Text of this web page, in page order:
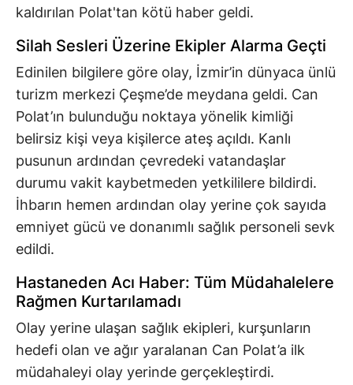
kaldırılan Polat'tan kötü haber geldi.
Silah Sesleri Üzerine Ekipler Alarma Geçti
Edinilen bilgilere göre olay, İzmir’in dünyaca ünlü
turizm merkezi Çeşme’de meydana geldi. Can
Polat’ın bulunduğu noktaya yönelik kimliği
belirsiz kişi veya kişilerce ateş açıldı. Kanlı
pusunun ardından çevredeki vatandaşlar
durumu vakit kaybetmeden yetkililere bildirdi.
İhbarın hemen ardından olay yerine çok sayıda
emniyet gücü ve donanımlı sağlık personeli sevk
edildi.
Hastaneden Acı Haber: Tüm Müdahalelere
Rağmen Kurtarılamadı
Olay yerine ulaşan sağlık ekipleri, kurşunların
hedefi olan ve ağır yaralanan Can Polat’a ilk
müdahaleyi olay yerinde gerçekleştirdi.